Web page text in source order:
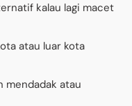
kalau lagi macet
atau luar kota
mendadak atau